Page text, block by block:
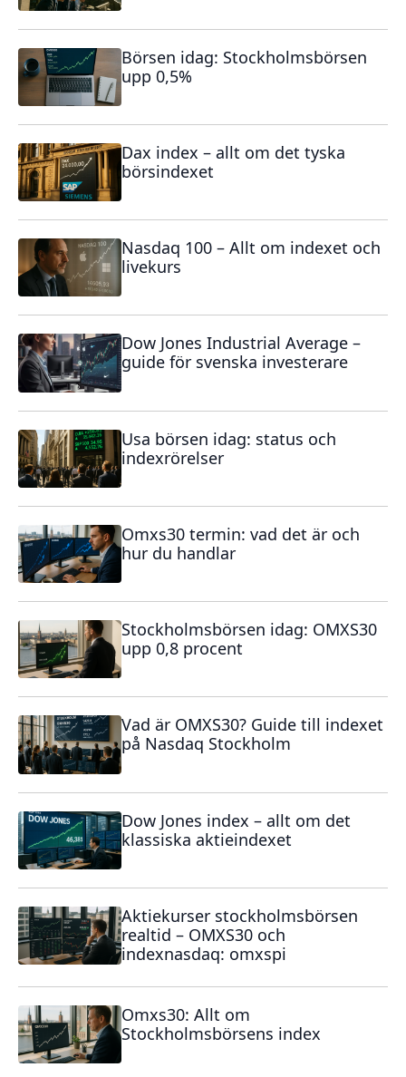
Börsen idag: Stockholmsbörsen
upp 0,5%
Dax index – allt om det tyska
börsindexet
Nasdaq 100 – Allt om indexet och
livekurs
Dow Jones Industrial Average –
guide för svenska investerare
Usa börsen idag: status och
indexrörelser
Omxs30 termin: vad det är och
hur du handlar
Stockholmsbörsen idag: OMXS30
upp 0,8 procent
Vad är OMXS30? Guide till indexet
på Nasdaq Stockholm
Dow Jones index – allt om det
klassiska aktieindexet
Aktiekurser stockholmsbörsen
realtid – OMXS30 och
indexnasdaq: omxspi
Omxs30: Allt om
Stockholmsbörsens index